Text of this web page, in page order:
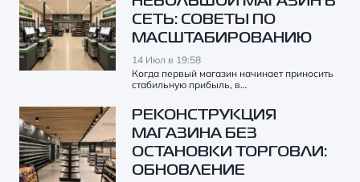
СЕТЬ: СОВЕТЫ ПО
МАСШТАБИРОВАНИЮ
14 Июл в 19:58
Когда первый магазин начинает приносить
стабильную прибыль, в…
РЕКОНСТРУКЦИЯ
МАГАЗИНА БЕЗ
ОСТАНОВКИ ТОРГОВЛИ:
ОБНОВЛЕНИЕ